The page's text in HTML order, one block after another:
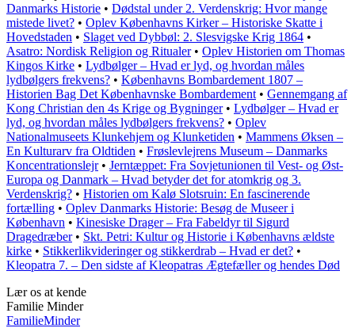
Danmarks Historie • Dødstal under 2. Verdenskrig: Hvor mange
mistede livet? • Oplev Københavns Kirker – Historiske Skatte i
Hovedstaden • Slaget ved Dybbøl: 2. Slesvigske Krig 1864 •
Asatro: Nordisk Religion og Ritualer• Oplev Historien om Thomas
Kingos Kirke • Lydbølger – Hvad er lyd, og hvordan måles
lydbølgers frekvens? • Københavns Bombardement 1807 –
Historien Bag Det Københavnske Bombardement • Gennemgang af
Kong Christian den 4s Krige og Bygninger• Lydbølger – Hvad er
lyd, og hvordan måles lydbølgers frekvens? • Oplev
Nationalmuseets Klunkehjem og Klunketiden • Mammens Øksen –
En Kulturarv fra Oldtiden • Frøslevlejrens Museum – Danmarks
Koncentrationslejr• Jerntæppet: Fra Sovjetunionen til Vest- og Øst-
Europa og Danmark – Hvad betyder det for atomkrig og 3.
Verdenskrig? • Historien om Kalø Slotsruin: En fascinerende
fortælling • Oplev Danmarks Historie: Besøg de Museer i
København • Kinesiske Drager – Fra Fabeldyr til Sigurd
Dragedræber• Skt. Petri: Kultur og Historie i Københavns ældste
kirke • Stikkerlikvideringer og stikkerdrab – Hvad er det? •
Kleopatra 7. – Den sidste af Kleopatras Ægtefæller og hendes Død
Lær os at kende
Familie Minder
FamilieMinder